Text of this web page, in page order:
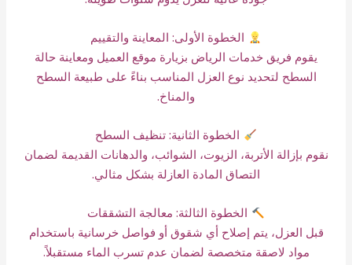
الخطوة الأولى: المعاينة والتقييم
يقوم فريق خدمات الرياض بزيارة موقع العميل ومعاينة حالة
السطح لتحديد نوع العزل المناسب بناءً على طبيعة السطح
والمناخ.
الخطوة الثانية: تنظيف السطح
نقوم بإزالة الأتربة، الزيوت، الشوائب، والدهانات القديمة لضمان
التصاق المادة العازلة بشكل مثالي.
الخطوة الثالثة: معالجة التشققات
قبل العزل، يتم إصلاح أي شقوق أو فواصل خرسانية باستخدام
مواد لاصقة متخصصة لضمان عدم تسرب الماء مستقبلاً.